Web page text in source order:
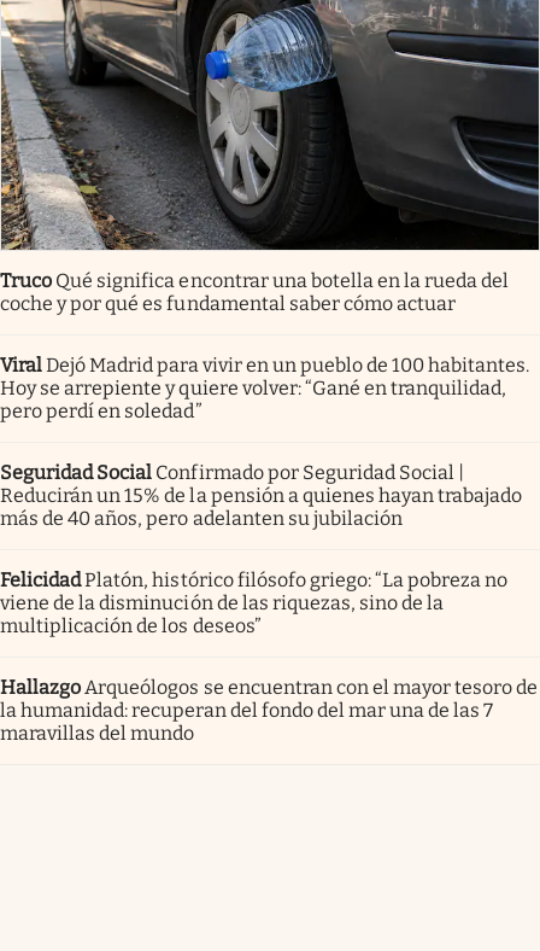
Truco Qué significa encontrar una botella en la rueda del
coche y por qué es fundamental saber cómo actuar
ViralDejó Madrid para vivir en un pueblo de 100 habitantes.
Hoy se arrepiente y quiere volver: “Gané en tranquilidad,
pero perdí en soledad”
Seguridad Social Confirmado por Seguridad Social |
Reducirán un 15% de la pensión a quienes hayan trabajado
más de 40 años, pero adelanten su jubilación
FelicidadPlatón, histórico filósofo griego: “La pobreza no
viene de la disminución de las riquezas, sino de la
multiplicación de los deseos”
Hallazgo Arqueólogos se encuentran con el mayor tesoro de
la humanidad: recuperan del fondo del mar una de las 7
maravillas del mundo